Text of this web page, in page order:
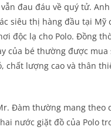
đau đáu về quý tử.
siêu thị hàng đầu tại Mỹ
độc lạ cho Polo. Đồng
của bé thường được mua
chất lượng cao và thân
Đàm thường mang theo
nước giặt đồ của Polo